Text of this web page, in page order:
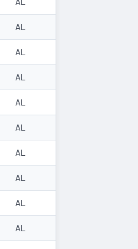
AL
AL
AL
AL
AL
AL
AL
AL
AL